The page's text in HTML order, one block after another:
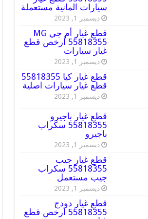
سيارات المانية مستعملة
ديسمبر 1, 2023
قطع غيار أم جي MG
55818355 أرخص قطع
غيار سيارات
ديسمبر 1, 2023
قطع غيار كيا 55818355
قطع غيار سيارات اصلية
ديسمبر 1, 2023
قطع غيار باجيرو
55818355 سكراب
باجيرو
ديسمبر 1, 2023
قطع غيار جيب
55818355 سكراب
جيب مستعمل
ديسمبر 1, 2023
قطع غيار دودج
55818355 ارخص قطع